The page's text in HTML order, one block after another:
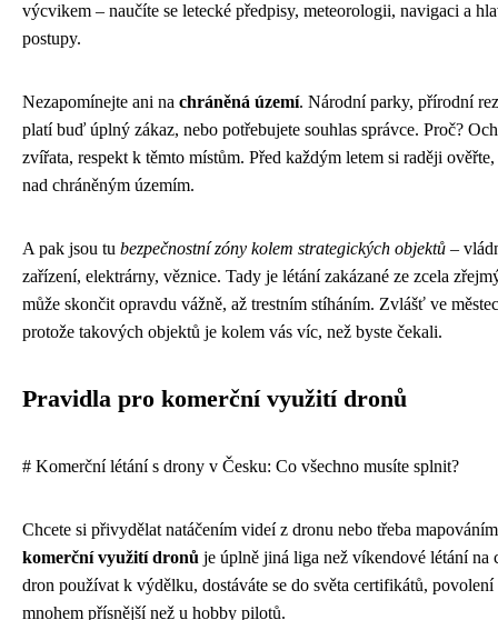
výcvikem – naučíte se letecké předpisy, meteorologii, navigaci a
postupy.
Nezapomínejte ani na chráněná území. Národní parky, přírodní
platí buď úplný zákaz, nebo potřebujete souhlas správce. Proč?
zvířata, respekt k těmto místům. Před každým letem si raději
nad chráněným územím.
A pak jsou tu bezpečnostní zóny kolem strategických objektů –
zařízení, elektrárny, věznice. Tady je létání zakázané ze zcela
může skončit opravdu vážně, až trestním stíháním. Zvlášť ve
protože takových objektů je kolem vás víc, než byste čekali.
Pravidla pro komerční využití dronů
# Komerční létání s drony v Česku: Co všechno musíte splnit?
Chcete si přivydělat natáčením videí z dronu nebo třeba
komerční využití dronů je úplně jiná liga než víkendové létání na
dron používat k výdělku, dostáváte se do světa certifikátů,
mnohem přísnější než u hobby pilotů.